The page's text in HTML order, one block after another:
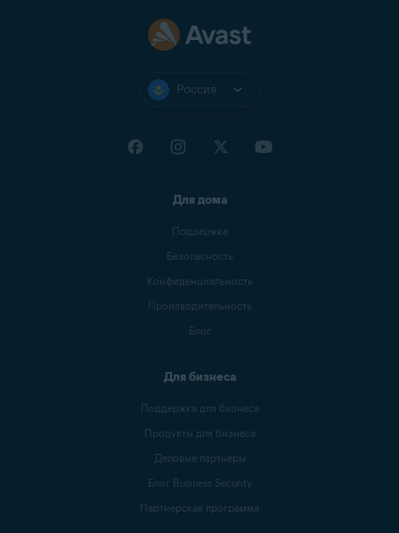
Россия
Для дома
Поддержка
Безопасность
Конфиденциальность
Производительность
Блог
Для бизнеса
Поддержка для бизнеса
Продукты для бизнеса
Деловые партнеры
Блог Business Security
Партнерская программа